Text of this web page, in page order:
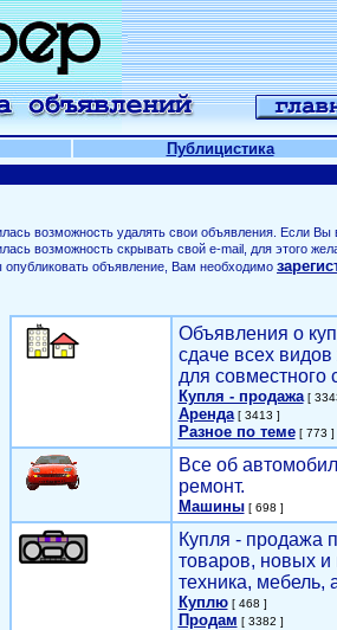
Публицистика
возможность удалять свои объявления. Если
возможность скрывать свой е-mail, для этого
опубликовать объявление, Вам необходимо
Объявления о
сдаче всех
для совместного
Купля - продажа[
Аренда[ 3413 ]
Разное по теме[ 773 ]
Все об
ремонт.
Машины[ 698 ]
Купля - продажа
товаров, новых
техника, мебель,
Куплю[ 468 ]
Продам [ 3382 ]